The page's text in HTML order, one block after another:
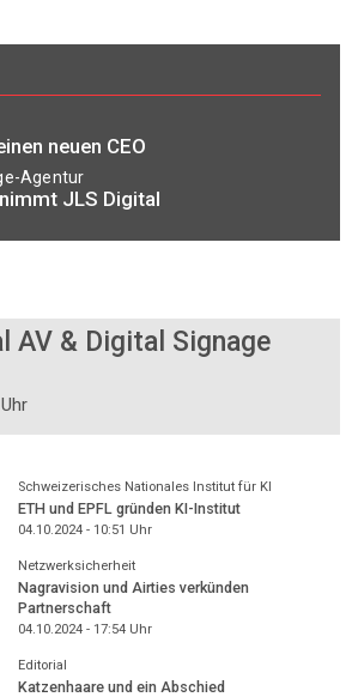
neuen CEO
Agentur
JLS Digital
AV & Digital Signage
Schweizerisches Nationales Institut für KI
ETH und EPFL gründen KI-Institut
04.10.2024 - 10:51 Uhr
Netzwerksicherheit
Nagravision und Airties verkünden
Partnerschaft
04.10.2024 - 17:54Uhr
Editorial
Katzenhaare und ein Abschied